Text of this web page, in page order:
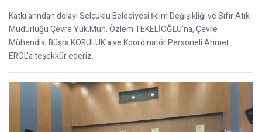
Katkılarından dolayı Selçuklu Belediyesi İklim Değişikliği ve Sıfır Atık
Müdürlüğü Çevre Yük.Müh. Özlem TEKELİOĞLU'na, Çevre
Mühendisi Büşra KORULUK'a ve Koordinatör Personeli Ahmet
EROL'a teşekkür ederiz.